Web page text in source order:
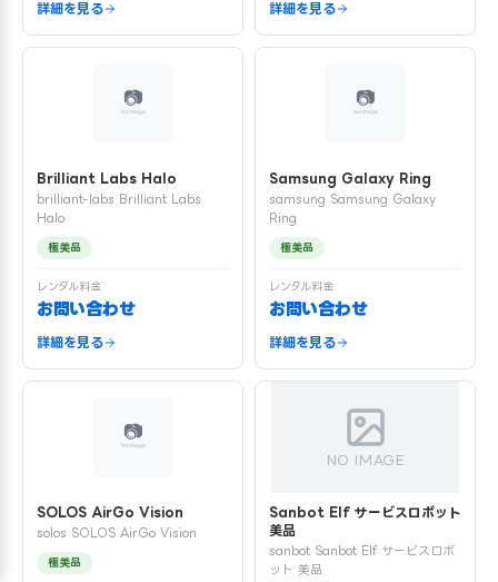
詳細を見る 詳細を見る
Brilliant Labs Halo
brilliant-labs Brilliant Labs
Halo
極美品
レンタル料金
お問い合わせ
詳細を見る
Samsung Galaxy Ring
samsung Samsung Galaxy
Ring
極美品
レンタル料金
お問い合わせ
詳細を見る
SOLOS AirGo Vision
solos SOLOS AirGo Vision
極美品
NO IMAGE
Sanbot Elf サービスロボット
美品
sanbot Sanbot Elf サービスロボ
ット 美品